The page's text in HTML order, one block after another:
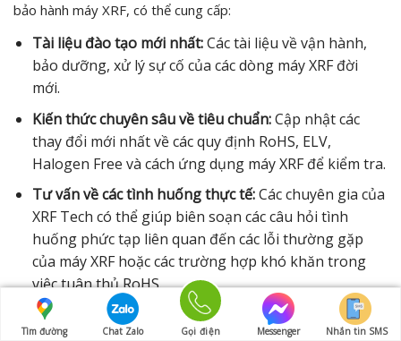
bảo hành máy XRF, có thể cung cấp:
Tài liệu đào tạo mới nhất:Các tài liệu về vận hành,
bảo dưỡng, xử lý sự cố của các dòng máy XRF đời
mới.
Kiến thức chuyên sâu về tiêu chuẩn:Cập nhật các
thay đổi mới nhất về các quy định RoHS, ELV,
Halogen Free và cách ứng dụng máy XRF để kiểm tra.
Tư vấn về các tình huống thực tế:Các chuyên gia của
XRF Tech có thể giúp biên soạn các câu hỏi tình
huống phức tạp liên quan đến các lỗi thường gặp
của máy XRF hoặc các trường hợp khó khăn trong
việc tuân thủ RoHS.
Cung cấp các khóa đào tạo định kỳ:Giúp đội ngũ nội
Tìm đường Chat Zalo Gọi điện Messenger Nhắn tin SMS